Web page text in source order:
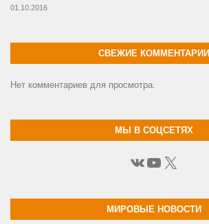
01.10.2016
СВЕЖИЕ КОММЕНТАРИИ
Нет комментариев для просмотра.
МЫ В СОЦСЕТЯХ
ВКонтакте
YouTube
X
МИРОВЫЕ НОВОСТИ